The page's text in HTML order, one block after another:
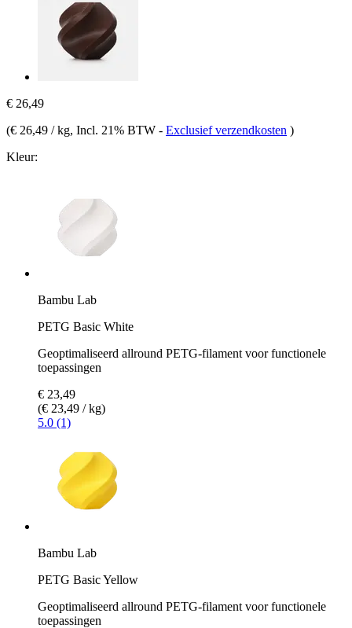
€ 26,49
(€ 26,49 / kg, Incl. 21% BTW - Exclusief verzendkosten )
Kleur:
Bambu Lab
PETG Basic White
Geoptimaliseerd allround PETG-filament voor functionele
toepassingen
€ 23,49
(€ 23,49 / kg)
5.0 (1)
Bambu Lab
PETG Basic Yellow
Geoptimaliseerd allround PETG-filament voor functionele
toepassingen